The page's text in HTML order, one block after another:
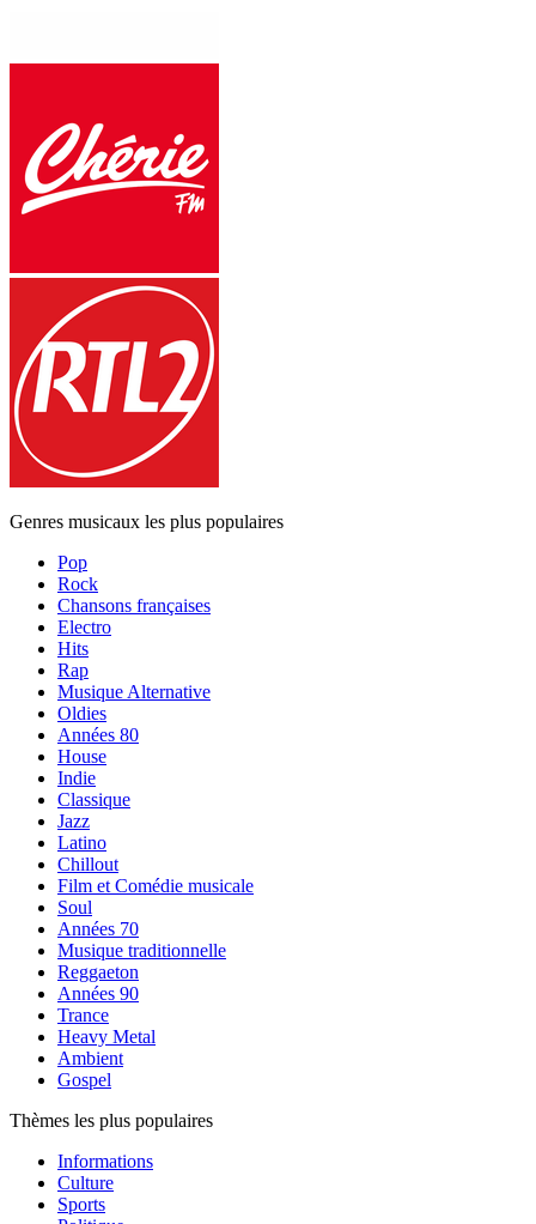
Genres musicaux les plus populaires
Pop
Rock
Chansons françaises
Electro
Hits
Rap
Musique Alternative
Oldies
Années 80
House
Indie
Classique
Jazz
Latino
Chillout
Film et Comédie musicale
Soul
Années 70
Musique traditionnelle
Reggaeton
Années 90
Trance
Heavy Metal
Ambient
Gospel
Thèmes les plus populaires
Informations
Culture
Sports